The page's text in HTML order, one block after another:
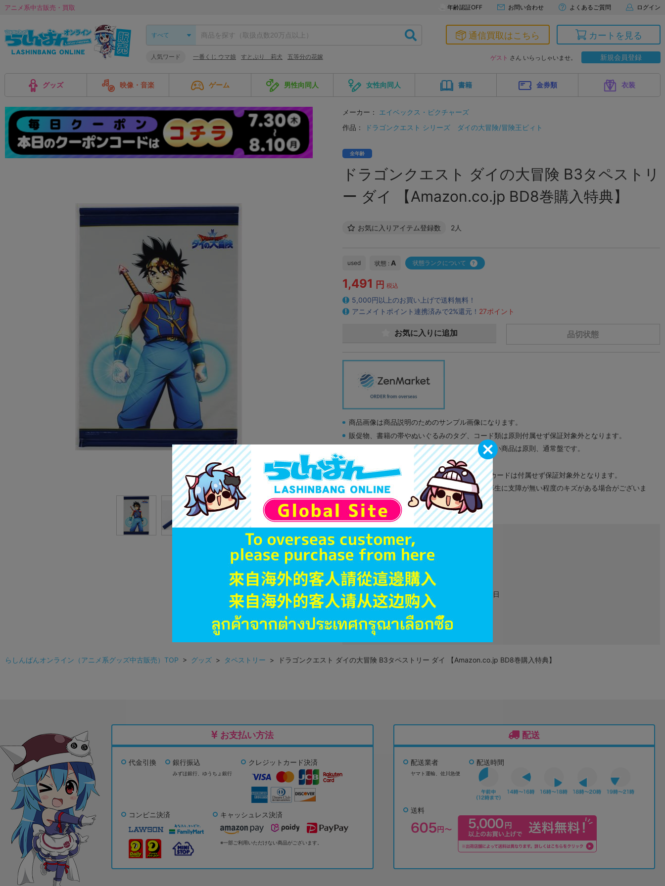
アニメ系中古販売・買取 年齢認証OFF お問い合わせ よくあるご質問 ログイン
人気ワード 一番くじ ウマ娘 すとぷり 莉犬 五等分の花嫁
通信買取はこちら カートを見る
ゲスト さん いらっしゃいませ。 新規会員登録
グッズ 映像・音楽 ゲーム 男性向同人 女性向同人 書籍 金券類 衣装
メーカー：
エイベックス・ピクチャーズ
作品：
ドラゴンクエスト シリーズ ダイの大冒険/冒険王ビィト
全年齢
ドラゴンクエスト ダイの大冒険 B3タペストリ
ー ダイ 【Amazon.co.jp BD8巻購入特典】
お気に入りアイテム登録数 2人
used 状態 : A 状態ランクについて
1,491 円 税込
5,000円以上のお買い上げで送料無料！
アニメイトポイント連携済みで2%還元！ 27ポイント
品切状態
お気に入りに追加
商品画像は商品説明のためのサンプル画像になります。
販促物、書籍の帯やぬいぐるみのタグ、コード類は原則付属せず保証対象外となります。
商品名や備考欄に特別な記載が無い限り取り扱い商品は原則、通常盤です。
「電池」は原則として保証対象外となります。
ゲーム機本体には、SDカードなどのメモリーカードは付属せず保証対象外となります。
ディスク類の読み取り面のキズに関しまして再生に支障が無い程度のキズがある場合がございま
す。
※詳細につきましてはコチラ
JANコード
商品番号
商品カテゴリ
発売日 2022年11月25日
種別
発売イベント
らしんばんオンライン（アニメ系グッズ中古販売）TOP > グッズ > タペストリー > ドラゴンクエスト ダイの大冒険 B3タペストリー ダイ 【Amazon.co.jp BD8巻購入特典】
お支払い方法
代金引換 銀行振込
みずほ銀行、 ゆうちょ銀行
クレジットカード決済
コンビニ決済 キャッシュレス決済
※一部ご利用いただけない商品がございます。
配送
配送業者
ヤマト運輸、佐川急便
配送時間
送料